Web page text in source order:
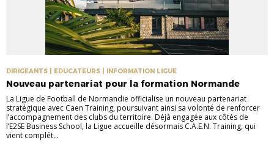
DIRIGEANTS | EDUCATEURS | INFORMATION LIGUE
Nouveau partenariat pour la formation Normande
La Ligue de Football de Normandie officialise un nouveau partenariat
stratégique avec Caen Training, poursuivant ainsi sa volonté de renforcer
l’accompagnement des clubs du territoire. Déjà engagée aux côtés de
l’E2SE Business School, la Ligue accueille désormais C.A.E.N. Training, qui
vient complét...